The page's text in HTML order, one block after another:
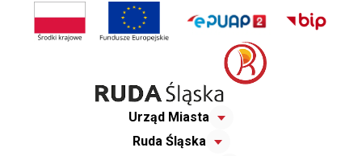
Urząd Miasta
Ruda Śląska